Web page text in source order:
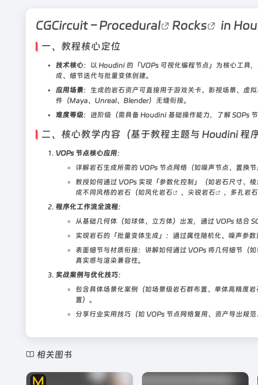
CGCircuit –Procedural Rocks in
一、教程核心定位
技术核心：以 Houdini 的「VOPs 可视化编程节点」为核心工具
成、细节迭代与批量变体创建。
应用场景：生成的岩石资产可直接用于游戏关卡、影视场景、虚
件（Maya、Unreal、Blender）无缝衔接。
难度等级：进阶级（需具备 Houdini 基础操作能力，了解 SOPs
二、核心教学内容（基于教程主题与 Houdini 程
VOPs 节点核心应用：
详解岩石生成所需的 VOPs 节点网络（如噪声节点、置换
教授如何通过 VOPs 实现「参数化控制」（如岩石尺寸、
成不同风格的岩石（如风化岩石 、 尖锐岩石 、 多孔岩石
程序化工作流全流程：
从基础几何体（如球体、立方体）出发，通过 VOPs 结合
实现岩石的「批量变体生成」：通过属性随机化、噪声参
表面细节与材质衔接：讲解如何通过 VOPs 将几何细节（
真实感与渲染兼容性。
实战案例与优化技巧：
包含具体场景化案例（如场景级岩石群布置、单体高精度
置）。
分享行业实用技巧（如 VOPs 节点网络复用、资产导出规
相关图书